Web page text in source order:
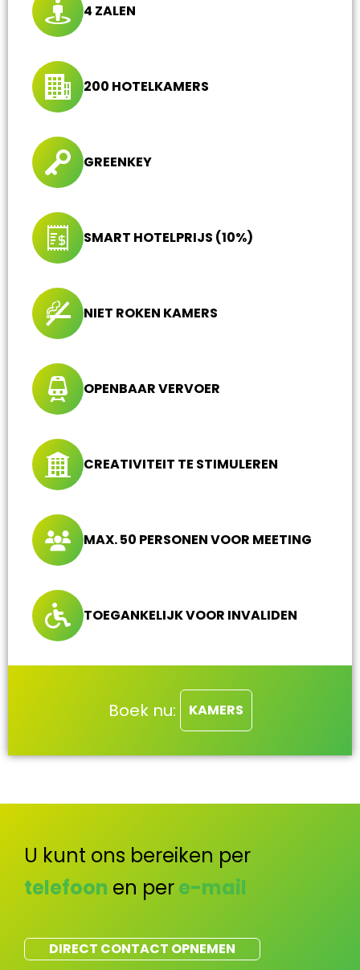
4 ZALEN
200 HOTELKAMERS
GREENKEY
SMART HOTELPRIJS (10%)
NIET ROKEN KAMERS
OPENBAAR VERVOER
CREATIVITEIT TE STIMULEREN
MAX. 50 PERSONEN VOOR MEETING
TOEGANKELIJK VOOR INVALIDEN
Boek nu: KAMERS
U kunt ons bereiken per
telefoon en pere-mail
DIRECT CONTACT OPNEMEN